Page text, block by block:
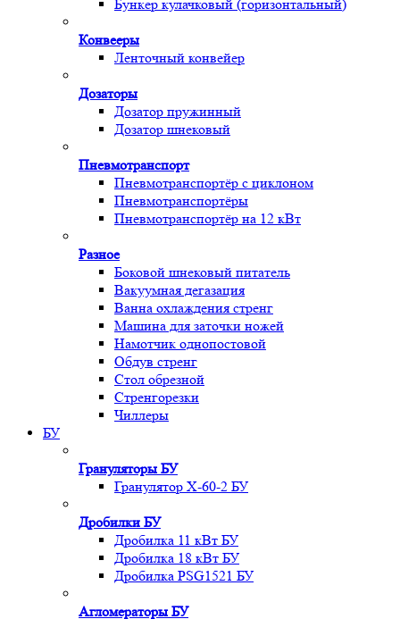
Бункер кулачковый (горизонтальный)
Конвееры
Ленточный конвейер
Дозаторы
Дозатор пружинный
Дозатор шнековый
Пневмотранспорт
Пневмотранспортёр с циклоном
Пневмотранспортёры
Пневмотранспортёр на 12 кВт
Разное
Боковой шнековый питатель
Вакуумная дегазация
Ванна охлаждения стренг
Машина для заточки ножей
Намотчик однопостовой
Обдув стренг
Стол обрезной
Стренгорезки
Чиллеры
БУ
Грануляторы БУ
Гранулятор X-60-2 БУ
Дробилки БУ
Дробилка 11 кВт БУ
Дробилка 18 кВт БУ
Дробилка PSG1521 БУ
Агломераторы БУ